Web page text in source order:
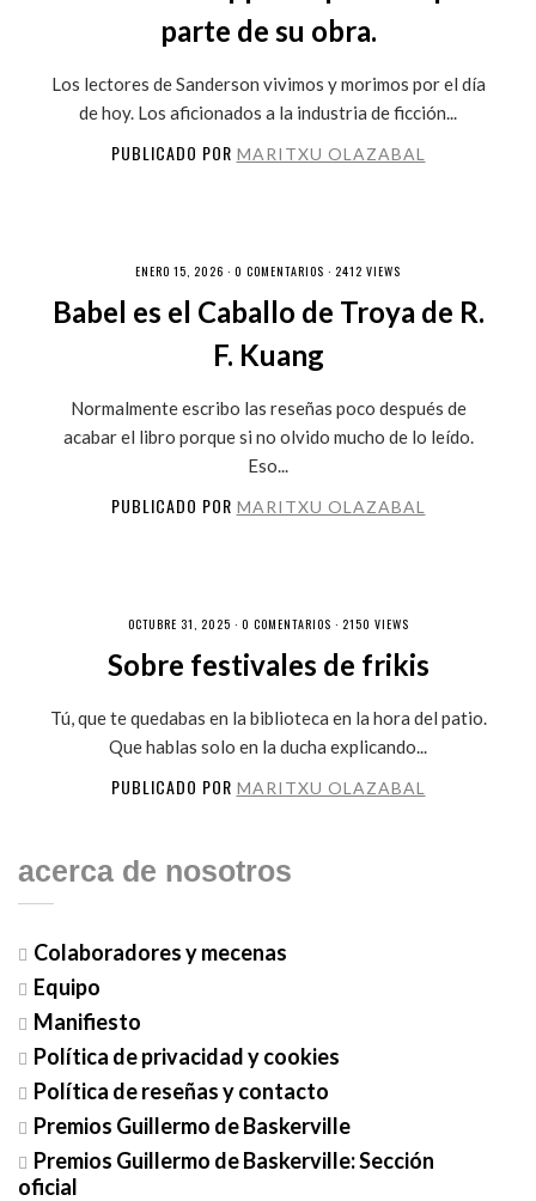
parte de su obra.
Los lectores de Sanderson vivimos y morimos por el día
de hoy. Los aficionados a la industria de ficción...
PUBLICADO POR MARITXU OLAZABAL
ENERO 15, 2026 · 0 COMENTARIOS · 2412 VIEWS
Babel es el Caballo de Troya de R.
F. Kuang
Normalmente escribo las reseñas poco después de
acabar el libro porque si no olvido mucho de lo leído.
Eso...
PUBLICADO POR MARITXU OLAZABAL
OCTUBRE 31, 2025 · 0 COMENTARIOS · 2150 VIEWS
Sobre festivales de frikis
Tú, que te quedabas en la biblioteca en la hora del patio.
Que hablas solo en la ducha explicando...
PUBLICADO POR MARITXU OLAZABAL
acerca de nosotros
Colaboradores y mecenas
Equipo
Manifiesto
Política de privacidad y cookies
Política de reseñas y contacto
Premios Guillermo de Baskerville
Premios Guillermo de Baskerville: Sección
oficial